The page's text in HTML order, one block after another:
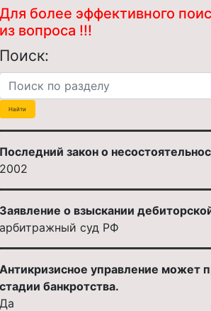
Для более эффективного
из вопроса !!!
Поиск:
Последний закон о
2002
Заявление о взыскании
арбитражный суд РФ
Антикризисное управление может
стадии банкротства.
Да